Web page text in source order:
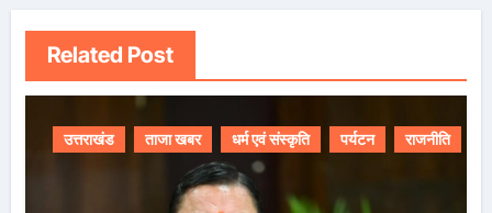
Related Post
उत्तराखंड ताजा खबर धर्म एवं संस्कृति पर्यटन राजनीति